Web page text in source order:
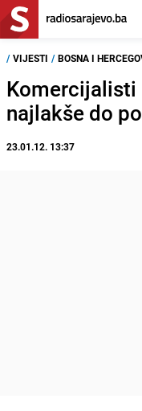
/ VIJESTI / BOSNA I
najlakše do
23.01.12. 13:37